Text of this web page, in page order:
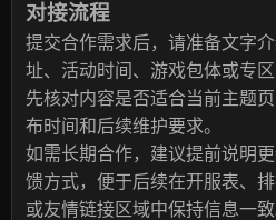
对接流程
提交合作需求后，请准备文字
址、活动时间、游戏包体或专
先核对内容是否适合当前主题
布时间和后续维护要求。
如需长期合作，建议提前说明
馈方式，便于后续在开服表、
或友情链接区域中保持信息一致